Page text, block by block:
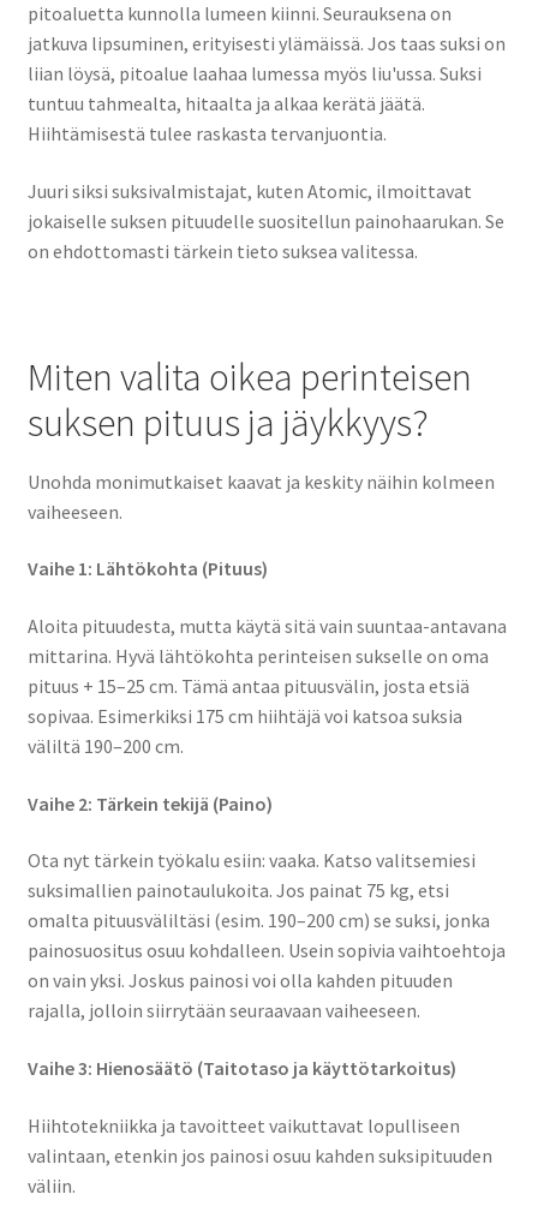
pitoaluetta kunnolla lumeen kiinni. Seurauksena on
jatkuva lipsuminen, erityisesti ylämäissä. Jos taas suksi on
liian löysä, pitoalue laahaa lumessa myös liu'ussa. Suksi
tuntuu tahmealta, hitaalta ja alkaa kerätä jäätä.
Hiihtämisestä tulee raskasta tervanjuontia.
Juuri siksi suksivalmistajat, kuten Atomic, ilmoittavat
jokaiselle suksen pituudelle suositellun painohaarukan. Se
on ehdottomasti tärkein tieto suksea valitessa.
Miten valita oikea perinteisen
suksen pituus ja jäykkyys?
Unohda monimutkaiset kaavat ja keskity näihin kolmeen
vaiheeseen.
Vaihe 1: Lähtökohta (Pituus)
Aloita pituudesta, mutta käytä sitä vain suuntaa-antavana
mittarina. Hyvä lähtökohta perinteisen sukselle on oma
pituus + 15–25 cm. Tämä antaa pituusvälin, josta etsiä
sopivaa. Esimerkiksi 175 cm hiihtäjä voi katsoa suksia
väliltä 190–200 cm.
Vaihe 2: Tärkein tekijä (Paino)
Ota nyt tärkein työkalu esiin: vaaka. Katso valitsemiesi
suksimallien painotaulukoita. Jos painat 75 kg, etsi
omalta pituusväliltäsi (esim. 190–200 cm) se suksi, jonka
painosuositus osuu kohdalleen. Usein sopivia vaihtoehtoja
on vain yksi. Joskus painosi voi olla kahden pituuden
rajalla, jolloin siirrytään seuraavaan vaiheeseen.
Vaihe 3: Hienosäätö (Taitotaso ja käyttötarkoitus)
Hiihtotekniikka ja tavoitteet vaikuttavat lopulliseen
valintaan, etenkin jos painosi osuu kahden suksipituuden
väliin.